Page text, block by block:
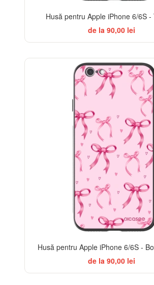
Husă pentru Apple iPhone 6/6S -
de la 90,00 lei
Husă pentru Apple iPhone 6/6S -
de la 90,00 lei